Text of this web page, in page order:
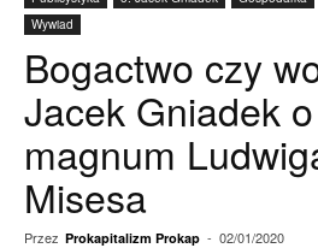
Wywiad
Bogactwo czy
Jacek Gniadek
magnum
Misesa
Przez Prokapitalizm Prokap - 02/01/2020